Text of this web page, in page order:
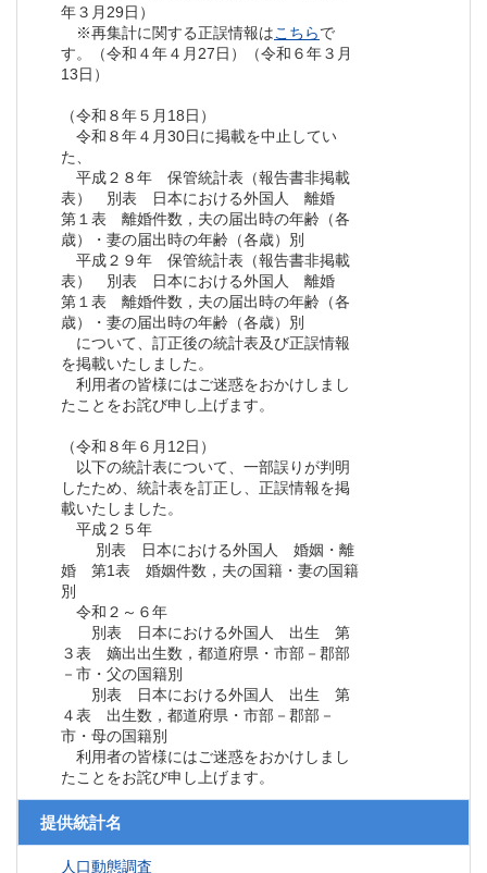
年３月29日）
※再集計に関する正誤情報はこちらで
す。（令和４年４月27日）（令和６年３月
13日）
（令和８年５月18日）
令和８年４月30日に掲載を中止してい
た、
平成２８年 保管統計表（報告書非掲載
表） 別表 日本における外国人 離婚
第１表 離婚件数，夫の届出時の年齢（各
歳）・妻の届出時の年齢（各歳）別
平成２９年 保管統計表（報告書非掲載
表） 別表 日本における外国人 離婚
第１表 離婚件数，夫の届出時の年齢（各
歳）・妻の届出時の年齢（各歳）別
について、訂正後の統計表及び正誤情報
を掲載いたしました。
利用者の皆様にはご迷惑をおかけしまし
たことをお詫び申し上げます。
（令和８年６月12日）
以下の統計表について、一部誤りが判明
したため、統計表を訂正し、正誤情報を掲
載いたしました。
平成２５年
別表 日本における外国人 婚姻・離
婚 第1表 婚姻件数，夫の国籍・妻の国籍
別
令和２～６年
別表 日本における外国人 出生 第
３表 嫡出出生数，都道府県・市部－郡部
－市・父の国籍別
別表 日本における外国人 出生 第
４表 出生数，都道府県・市部－郡部－
市・母の国籍別
利用者の皆様にはご迷惑をおかけしまし
たことをお詫び申し上げます。
提供統計名
人口動態調査